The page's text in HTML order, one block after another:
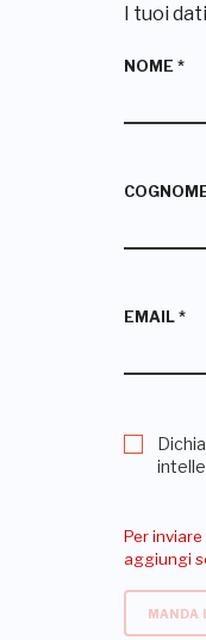
I tuoi dati
NOME *
EMAIL *
Per
aggiungi
MANDA